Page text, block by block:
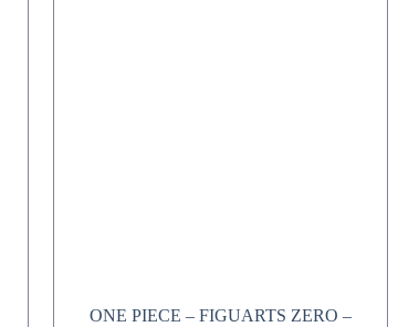
ONE PIECE – FIGUARTS ZERO –